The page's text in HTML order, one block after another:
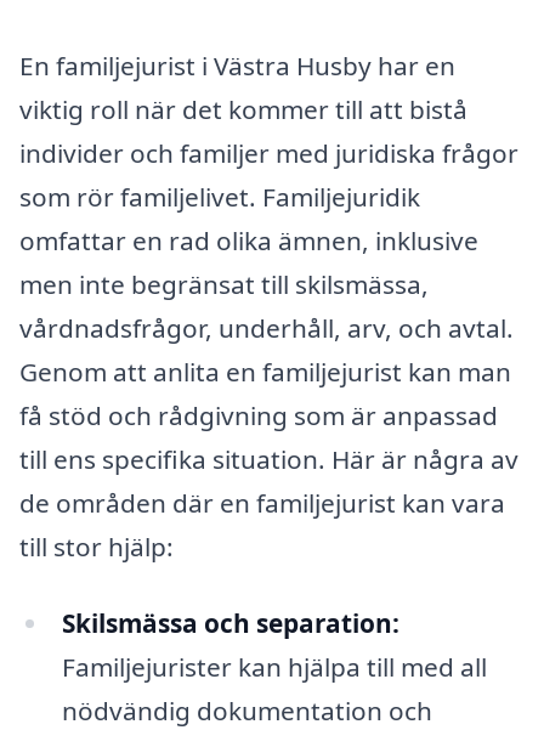
En familjejurist i Västra Husby har en
viktig roll när det kommer till att bistå
individer och familjer med juridiska frågor
som rör familjelivet. Familjejuridik
omfattar en rad olika ämnen, inklusive
men inte begränsat till skilsmässa,
vårdnadsfrågor, underhåll, arv, och avtal.
Genom att anlita en familjejurist kan man
få stöd och rådgivning som är anpassad
till ens specifika situation. Här är några av
de områden där en familjejurist kan vara
till stor hjälp:
Skilsmässa och separation:
Familjejurister kan hjälpa till med all
nödvändig dokumentation och